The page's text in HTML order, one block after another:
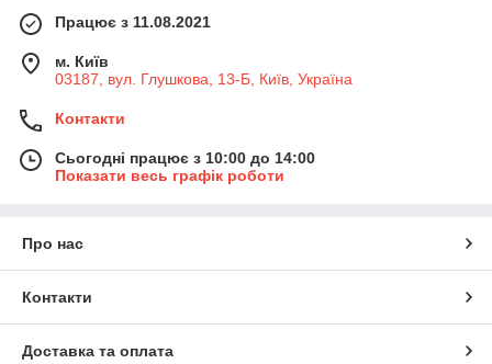
Працює з 11.08.2021
м. Київ
03187, вул. Глушкова, 13-Б, Київ, Україна
Контакти
Сьогодні працює з 10:00 до 14:00
Показати весь графік роботи
Про нас
Контакти
Доставка та оплата